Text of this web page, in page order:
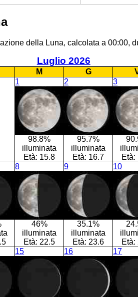
della Luna, calcolata a 00:00,
Luglio 2026
M G
1
98.8%
illuminata
Età: 15.8
2
95.7%
illuminata
Età: 16.7
3
Età:
8
46%
illuminata
Età: 22.5
9
35.1%
illuminata
Età: 23.6
10
Età:
15 16 17